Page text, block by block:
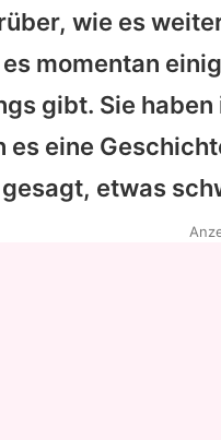
Utiq
wie es
momentan
gibt. Sie
es eine
etwas